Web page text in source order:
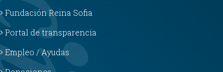
Fundación Reina Sofia
Portal de transparencia
Empleo / Ayudas